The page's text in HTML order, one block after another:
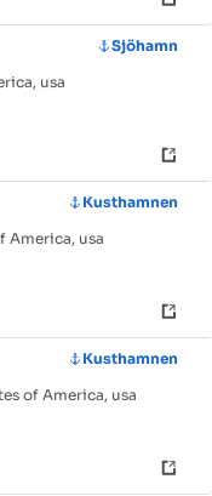
Sjöhamn
usa
Kusthamnen
America, usa
Kusthamnen
of America, usa